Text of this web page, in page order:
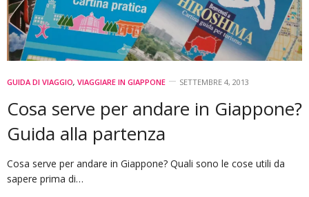
GUIDA DI VIAGGIO, VIAGGIARE IN GIAPPONE SETTEMBRE 4, 2013
Cosa serve per andare in Giappone?
Guida alla partenza
Cosa serve per andare in Giappone? Quali sono le cose utili da
sapere prima di…